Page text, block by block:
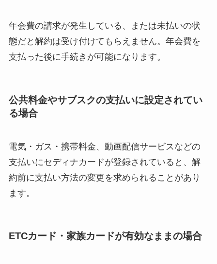
年会費の請求が発生している、または未払いの状
態だと解約は受け付けてもらえません。年会費を
支払った後に手続きが可能になります。
公共料金やサブスクの支払いに設定されてい
る場合
電気・ガス・携帯料金、動画配信サービスなどの
支払いにセディナカードが登録されていると、解
約前に支払い方法の変更を求められることがあり
ます。
ETCカード・家族カードが有効なままの場合